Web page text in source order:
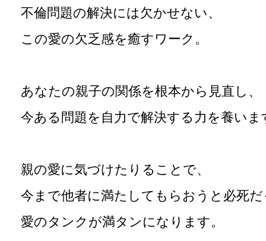
不倫問題の解決には欠かせない、
この愛の欠乏感を癒すワーク。
あなたの親子の関係を根本から見直し、
今ある問題を自力で解決する力を養いま
親の愛に気づけたりることで、
今まで他者に満たしてもらおうと必死
愛のタンクが満タンになります。